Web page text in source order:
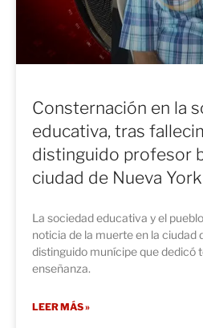
Consternación en la
educativa, tras
distinguido profesor
ciudad de Nueva York
La sociedad educativa y el
noticia de la muerte en la ciudad
distinguido munícipe que dedicó
enseñanza.
LEER MÁS »